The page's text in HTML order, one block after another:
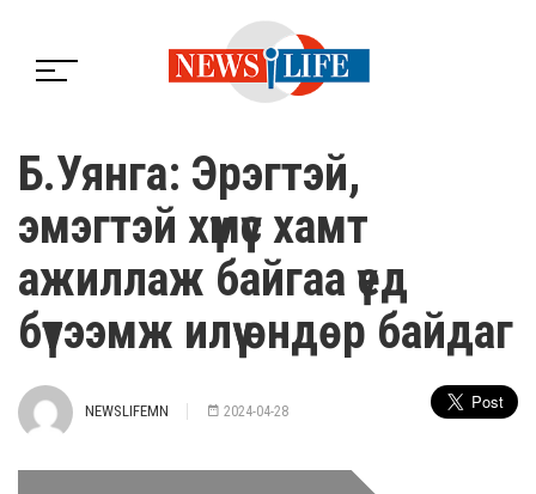
Б.Уянга: Эрэгтэй,
эмэгтэй хүмүүс хамт
ажиллаж байгаа үед
бүтээмж илүү өндөр байдаг
NEWSLIFEMN 2024-04-28